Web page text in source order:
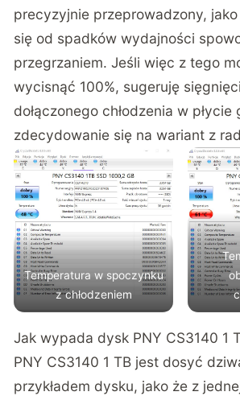
precyzyjnie przeprowadzony, jako
się od spadków wydajności
przegrzaniem. Jeśli więc z tego
wycisnąć 100%, sugeruję
dołączonego chłodzenia w płycie
zdecydowanie się na wariant z
Temperatura w spoczynku
z chłodzeniem
Jak wypada dysk PNY CS3140 1
PNY CS3140 1 TB jest dosyć
przykładem dysku, jako że z